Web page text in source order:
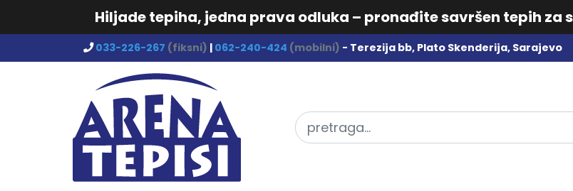
Hiljade tepiha, jedna prava odluka – pronađite savršen tepih za
033-226-267 (fiksni) | 062-240-424 (mobilni) - Terezija bb, Plato Skenderija, Sarajevo